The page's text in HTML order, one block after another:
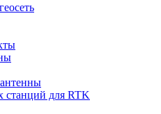
станций для RTK